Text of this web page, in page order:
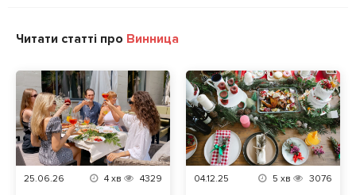
Читати статті про Винница
25.06.26 4 хв 4329 04.12.25 5 хв 3076